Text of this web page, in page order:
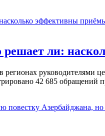
решает ли:
руководителями
42 685 обращений